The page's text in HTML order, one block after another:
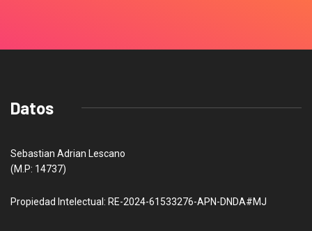
Datos
Sebastian Adrian Lescano
(M.P: 14737)
Propiedad Intelectual: RE-2024-61533276-APN-DNDA#MJ